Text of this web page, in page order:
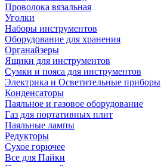
Проволока вязальная
Уголки
Наборы инструментов
Оборудование для хранения
Органайзеры
Ящики для инструментов
Сумки и пояса для инструментов
Электрика и Осветительные приборы
Конденсаторы
Паяльное и газовое оборудование
Газ для портативных плит
Паяльные лампы
Редукторы
Сухое горючее
Все для Пайки